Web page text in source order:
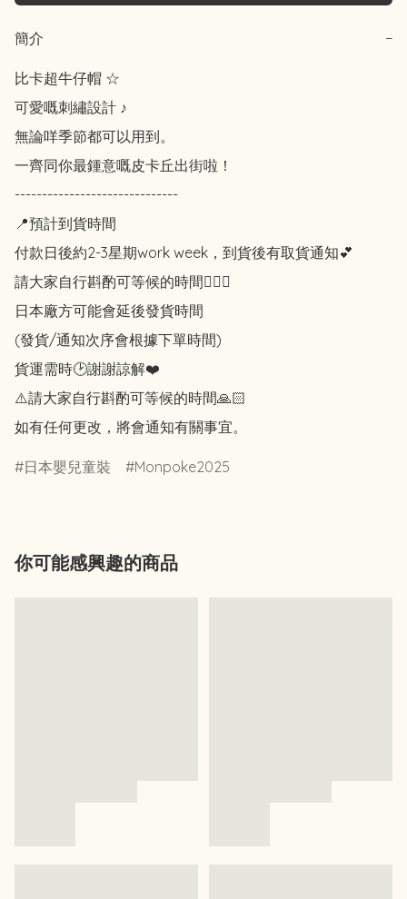
簡介 −
比卡超牛仔帽 ☆
可愛嘅刺繡設計 ♪
無論咩季節都可以用到。
一齊同你最鍾意嘅皮卡丘出街啦！
------------------------------
📍預計到貨時間
付款日後約2-3星期work week，到貨後有取貨通知💕
請大家自行斟酌可等候的時間🙇🏻‍♀️
日本廠方可能會延後發貨時間
(發貨/通知次序會根據下單時間)
貨運需時🕑謝謝諒解❤️
⚠️請大家自行斟酌可等候的時間🙏🏻
如有任何更改，將會通知有關事宜。
日本嬰兒童裝 Monpoke2025
你可能感興趣的商品